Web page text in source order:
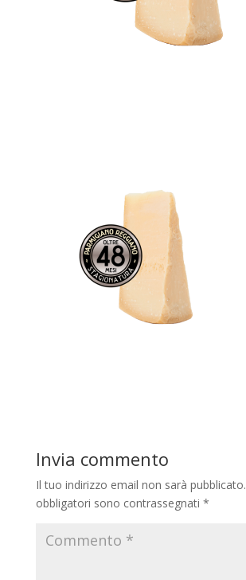
Invia commento
Il tuo indirizzo email non sarà pubblicato.
obbligatori sono contrassegnati *